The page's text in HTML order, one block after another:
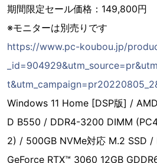
期間限定セール価格：149,800円
※モニターは別売りです
https://www.pc-koubou.jp/
Windows 11 Home [DSP版] /
D B550 / DDR4-3200 DIMM
2) / 500GB NVMe対応 M.2 SSD /
GeForce RTX™ 3060 12GB